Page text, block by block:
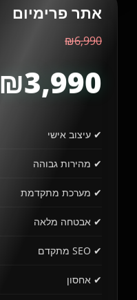
אתר פרימיום
₪6,990
₪3,990
✔ עיצוב אישי
✔ מהירות גבוהה
✔ מערכת מתקדמת
✔ אבטחה מלאה
✔ SEO מתקדם
✔ אחסון